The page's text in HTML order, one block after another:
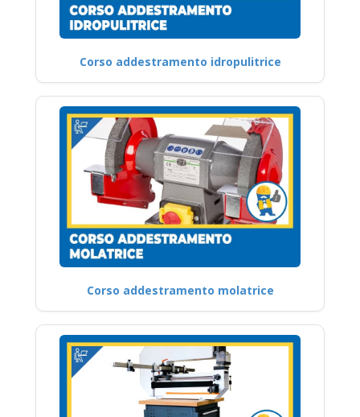
Corso addestramento idropulitrice
Corso addestramento molatrice